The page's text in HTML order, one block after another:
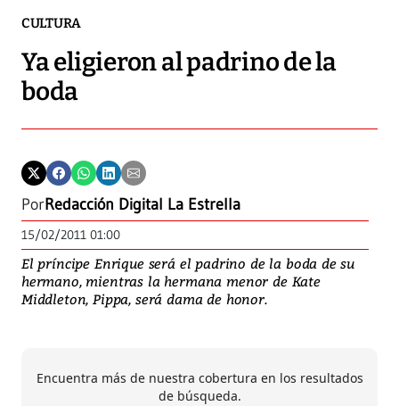
CULTURA
Ya eligieron al padrino de la
boda
PorRedacción Digital La Estrella
15/02/2011 01:00
El príncipe Enrique será el padrino de la boda de su
hermano, mientras la hermana menor de Kate
Middleton, Pippa, será dama de honor.
Encuentra más de nuestra cobertura en los resultados
de búsqueda.